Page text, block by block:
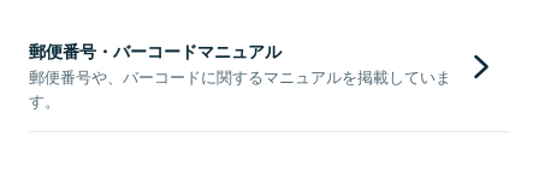
郵便番号・バーコードマニュアル
郵便番号や、バーコードに関するマニュアルを掲載していま
す。